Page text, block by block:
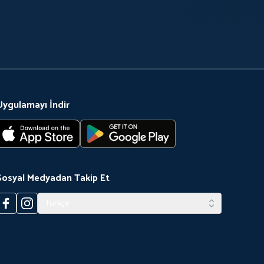
İndir
Medyadan Takip Et